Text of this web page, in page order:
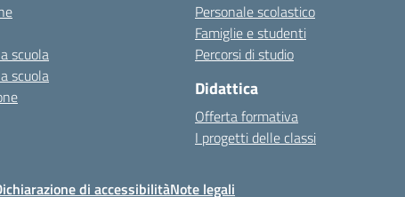
scuola
scuola
Personale scolastico
Famiglie e studenti
Percorsi di studio
Didattica
Offerta formativa
I progetti delle classi
di accessibilitàNote legali